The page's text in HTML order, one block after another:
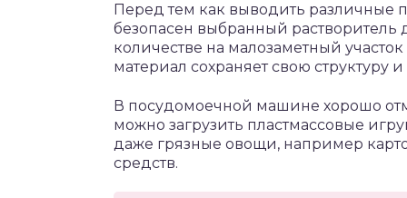
Перед тем как выводить различные
безопасен выбранный растворитель
количестве на малозаметный
материал сохраняет свою структуру
В посудомоечной машине хорошо
можно загрузить пластмассовые
даже грязные овощи, например
средств.